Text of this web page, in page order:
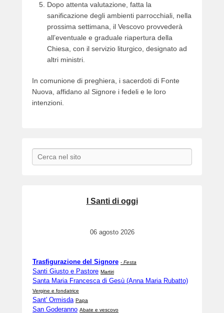
Dopo attenta valutazione, fatta la
sanificazione degli ambienti parrocchiali, nella
prossima settimana, il Vescovo provvederà
all’eventuale e graduale riapertura della
Chiesa, con il servizio liturgico, designato ad
altri ministri.
In comunione di preghiera, i sacerdoti di Fonte
Nuova, affidano al Signore i fedeli e le loro
intenzioni.
Search
I Santi di oggi
06 agosto 2026
Trasfigurazione del Signore - Festa
Santi Giusto e Pastore Martiri
Santa Maria Francesca di Gesù (Anna Maria Rubatto)
Vergine e fondatrice
Sant' Ormisda Papa
San Goderanno Abate e vescovo